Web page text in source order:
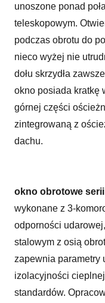
unoszone ponad
teleskopowym.
podczas obrotu do
nieco wyżej nie
dołu skrzydła
okno posiada kratkę
górnej części
zintegrowaną z
dachu.
okno obrotowe serii
wykonane z 3-
odporności
stalowym z osią
zapewnia parametry
izolacyjności
standardów.